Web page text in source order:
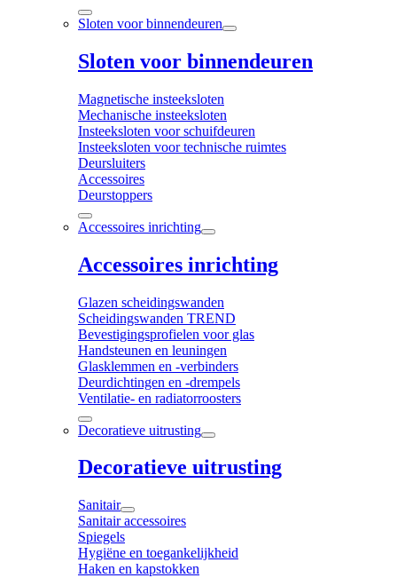
Sloten voor binnendeuren
Sloten voor binnendeuren
Magnetische insteeksloten
Mechanische insteeksloten
Insteeksloten voor schuifdeuren
Insteeksloten voor technische ruimtes
Deursluiters
Accessoires
Deurstoppers
Accessoires inrichting
Accessoires inrichting
Glazen scheidingswanden
Scheidingswanden TREND
Bevestigingsprofielen voor glas
Handsteunen en leuningen
Glasklemmen en -verbinders
Deurdichtingen en -drempels
Ventilatie- en radiatorroosters
Decoratieve uitrusting
Decoratieve uitrusting
Sanitair
Sanitair accessoires
Spiegels
Hygiëne en toegankelijkheid
Haken en kapstokken